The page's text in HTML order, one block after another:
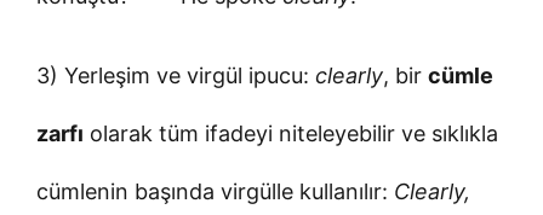
3) Yerleşim ve virgül ipucu: clearly, bir cümle
zarfı olarak tüm ifadeyi niteleyebilir ve sıklıkla
cümlenin başında virgülle kullanılır: Clearly,